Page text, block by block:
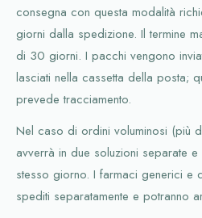
consegna con questa modalità
giorni dalla spedizione. Il termine
di 30 giorni. I pacchi vengono
lasciati nella cassetta della posta;
prevede tracciamento.
Nel caso di ordini voluminosi (più
avverrà in due soluzioni separate
stesso giorno. I farmaci generici e
spediti separatamente e potranno